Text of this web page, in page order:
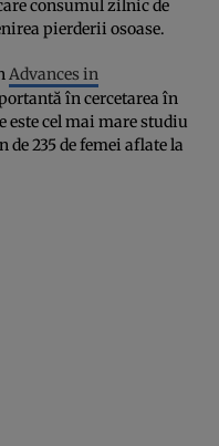
consumul zilnic de
pierderii osoase.
Advances in
în cercetarea în
este cel mai mare studiu
235 de femei aflate la